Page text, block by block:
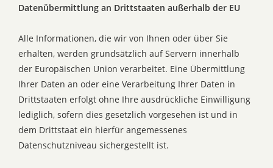
Datenübermittlung an Drittstaaten außerhalb der EU
Alle Informationen, die wir von Ihnen oder über Sie
erhalten, werden grundsätzlich auf Servern innerhalb
der Europäischen Union verarbeitet. Eine Übermittlung
Ihrer Daten an oder eine Verarbeitung Ihrer Daten in
Drittstaaten erfolgt ohne Ihre ausdrückliche Einwilligung
lediglich, sofern dies gesetzlich vorgesehen ist und in
dem Drittstaat ein hierfür angemessenes
Datenschutzniveau sichergestellt ist.